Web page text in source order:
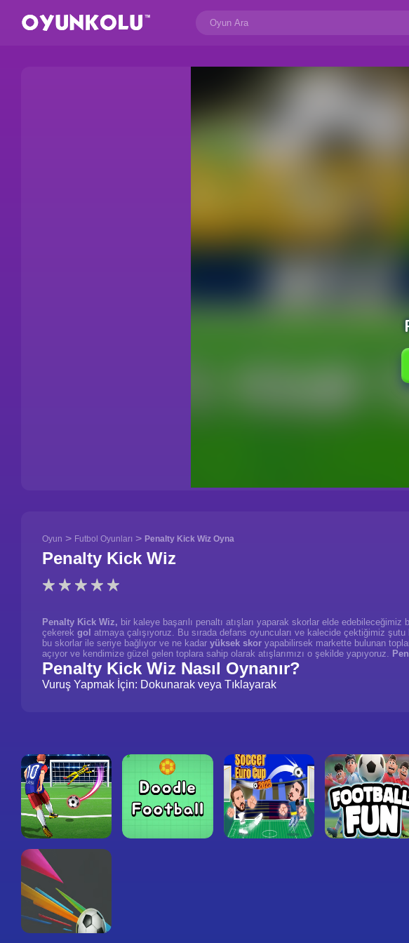
Oyun > Futbol Oyunları > Penalty Kick Wiz Oyna
Penalty Kick Wiz
Penalty Kick Wiz, bir kaleye başarılı penaltı atışları yaparak skorlar elde edebileceğimiz
çekerek gol atmaya çalışıyoruz. Bu sırada defans oyuncuları ve kalecide çektiğimiz
bu skorlar ile seriye bağlıyor ve ne kadar yüksek skor yapabilirsek markette bulunan
açıyor ve kendimize güzel gelen toplara sahip olarak atışlarımızı o şekilde yapıyoruz.
Penalty Kick Wiz Nasıl Oynanır?
Vuruş Yapmak İçin: Dokunarak veya Tıklayarak